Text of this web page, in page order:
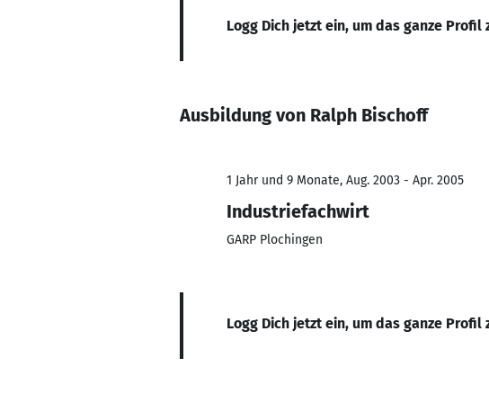
Logg Dich jetzt ein, um das ganze Profil
Ausbildung von Ralph Bischoff
1 Jahr und 9 Monate, Aug. 2003 - Apr. 2005
Industriefachwirt
GARP Plochingen
Logg Dich jetzt ein, um das ganze Profil